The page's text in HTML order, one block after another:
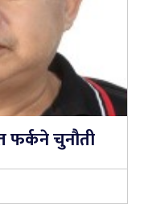
फर्कने चुनौती